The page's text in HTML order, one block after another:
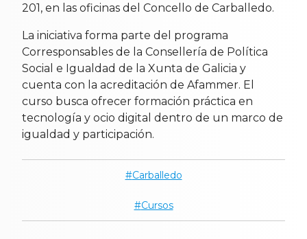
201, en las oficinas del Concello de Carballedo.
La iniciativa forma parte del programa
Corresponsables de la Consellería de Política
Social e Igualdad de la Xunta de Galicia y
cuenta con la acreditación de Afammer. El
curso busca ofrecer formación práctica en
tecnología y ocio digital dentro de un marco de
igualdad y participación.
Carballedo
Cursos